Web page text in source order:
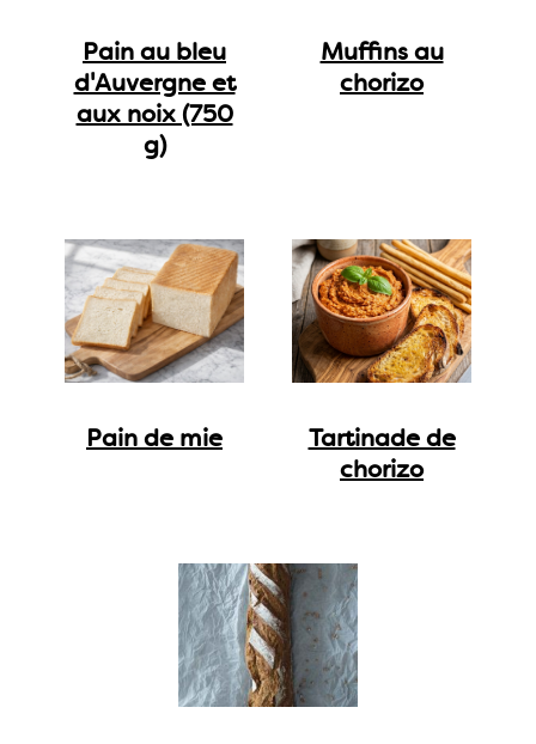
Pain au bleu
d'Auvergne et
aux noix (750
g)
Muffins au
chorizo
Pain de mie
Tartinade de
chorizo